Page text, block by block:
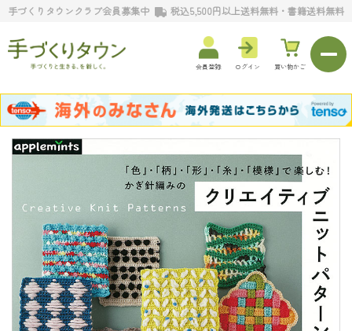
手づくりタウンクラブ会員募集中 税込5,500円以上送料無料・書籍送料無料
会員登録 ログイン 買い物かご